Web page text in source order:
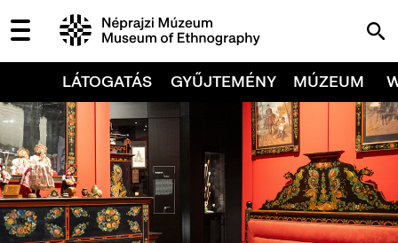
LÁTOGATÁS GYŰJTEMÉNY MÚZEUM